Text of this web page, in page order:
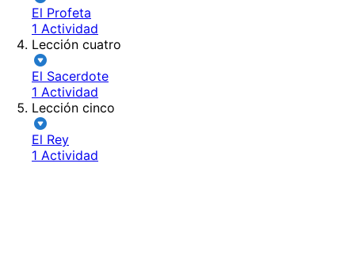
El Profeta
1 Actividad
Lección cuatro
El Sacerdote
1 Actividad
Lección cinco
El Rey
1 Actividad